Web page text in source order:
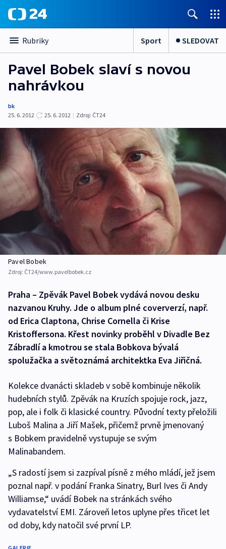
Rubriky Sport SLEDOVAT
Pavel Bobek slaví s novou
nahrávkou
bk
25. 6. 2012
25. 6. 2012 | Zdroj: ČT24
Pavel Bobek
Zdroj: ČT24/www.pavelbobek.cz
Praha – Zpěvák Pavel Bobek vydává novou desku
nazvanou Kruhy. Jde o album plné coververzí, např.
od Erica Claptona, Chrise Cornella či Krise
Kristoffersona. Křest novinky proběhl v Divadle Bez
Zábradlí a kmotrou se stala Bobkova bývalá
spolužačka a světoznámá architektka Eva Jiřičná.
Kolekce dvanácti skladeb v sobě kombinuje několik
hudebních stylů. Zpěvák na Kruzích spojuje rock, jazz,
pop, ale i folk či klasické country. Původní texty přeložili
Luboš Malina a Jiří Mašek, přičemž prvně jmenovaný
s Bobkem pravidelně vystupuje se svým
Malinabandem.
„S radostí jsem si zazpíval písně z mého mládí, jež jsem
poznal např. v podání Franka Sinatry, Burl Ives či Andy
Williamse,“ uvádí Bobek na stránkách svého
vydavatelství EMI. Zároveň letos uplyne přes třicet let
od doby, kdy natočil své první LP.